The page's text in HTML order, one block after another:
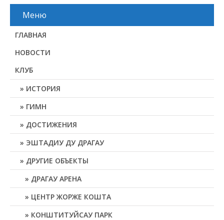
Меню
ГЛАВНАЯ
НОВОСТИ
КЛУБ
ИСТОРИЯ
ГИМН
ДОСТИЖЕНИЯ
ЭШТАДИУ ДУ ДРАГАУ
ДРУГИЕ ОБЪЕКТЫ
ДРАГАУ АРЕНА
ЦЕНТР ЖОРЖЕ КОШТА
КОНШТИТУЙСАУ ПАРК